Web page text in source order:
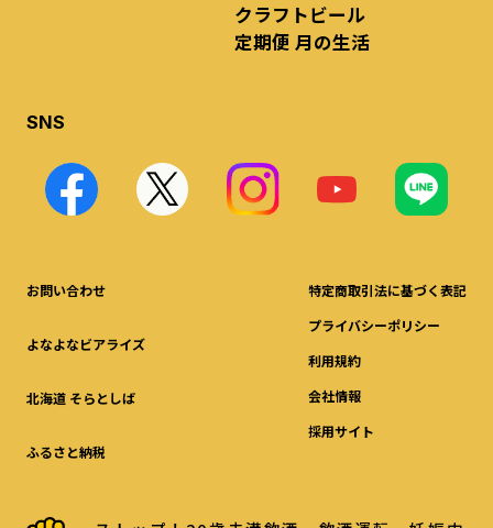
クラフトビール
定期便 月の生活
SNS
お問い合わせ
よなよなビアライズ
北海道 そらとしば
ふるさと納税
特定商取引法に基づく表記
プライバシーポリシー
利用規約
会社情報
採用サイト